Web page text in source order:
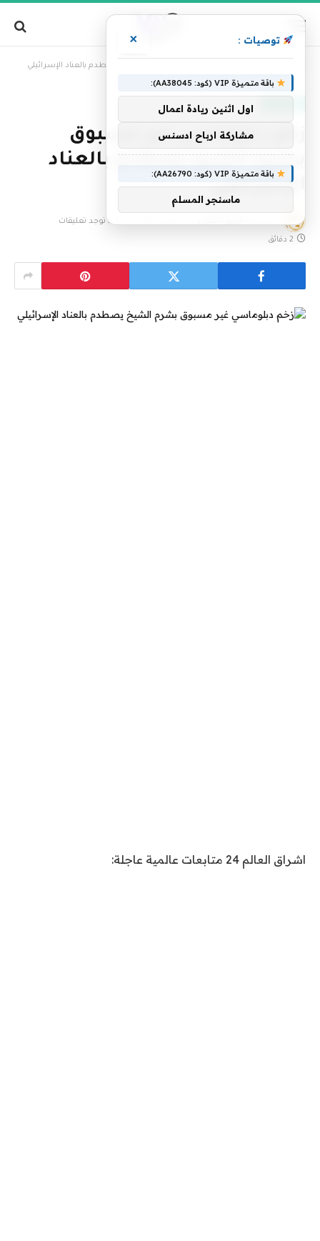
زخم دبلوماسي غير مسبوق بشرم الشيخ يصطدم بالعناد الإسرائيلي
زخم دبلوماسي غير مسبوق
بشرم الشيخ يصطدم بالعناد
الإسرائيلي
لا توجد تعليقات
2 دقائق
اشراق العالم 24 متابعات عالمية عاجلة:
توصيات : ×
باقة متميزة VIP (كود: AA38045):
اول اثنين ريادة اعمال
مشاركة ارباح ادسنس
باقة متميزة VIP (كود: AA26790):
ماسنجر المسلم